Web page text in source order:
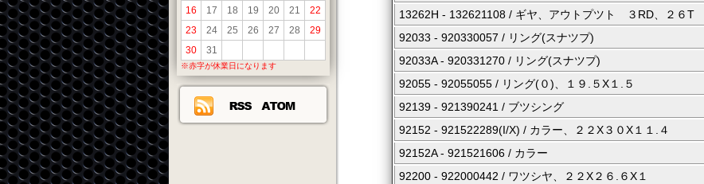
16
17 18 19 20 21
22
23
24 25 26 27 28
29
30
31
※赤字が休業日になります
13262H - 132621108 / ギヤ、アウトプツト ３RD、２６T
92033 - 920330057 / リング(スナツプ)
92033A - 920331270 / リング(スナツプ)
92055 - 92055055 / リング(０)、１９.５X１.５
92139 - 921390241 / ブツシング
92152 - 921522289(I/X) / カラー、２２X３０X１１.４
92152A - 921521606 / カラー
92200 - 922000442 / ワツシヤ、２２X２６.６X１